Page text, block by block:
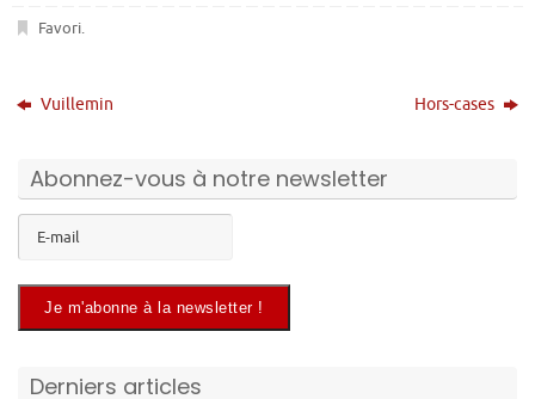
Favori.
Vuillemin Hors-cases
Abonnez-vous à notre newsletter
Derniers articles